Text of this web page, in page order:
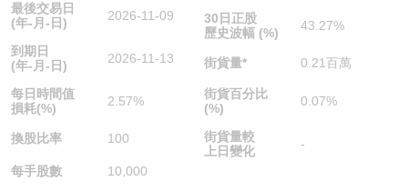
最後交易日
(年-月-日)
2026-11-09
到期日
(年-月-日)
2026-11-13
每日時間值
損耗(%)
2.57%
換股比率 100
每手股數 10,000
30日正股
歷史波幅 (%)
43.27%
街貨量* 0.21百萬
街貨百分比
(%)
0.07%
街貨量較
上日變化
-